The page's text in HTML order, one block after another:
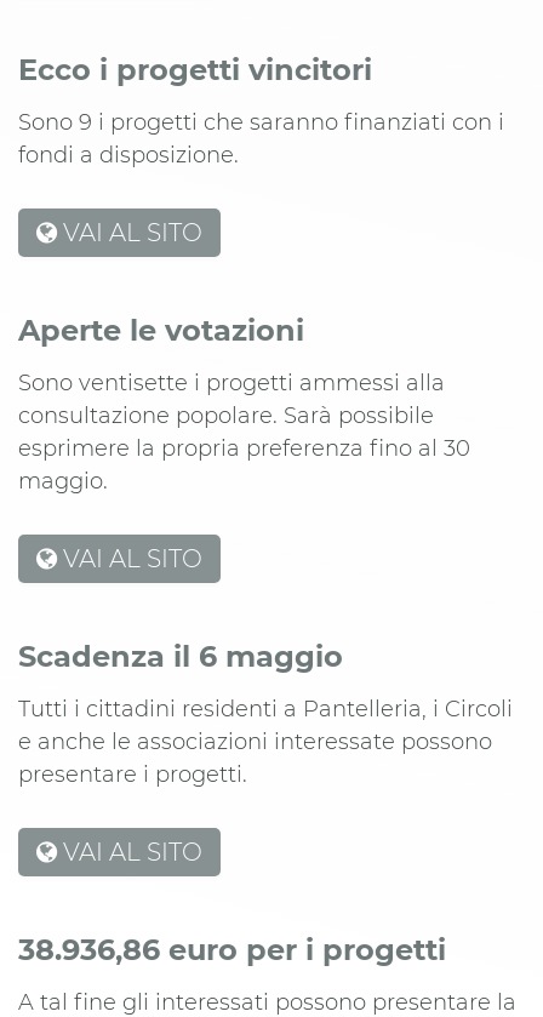
Ecco i progetti vincitori
Sono 9 i progetti che saranno finanziati con i
fondi a disposizione.
VAI AL SITO
Aperte le votazioni
Sono ventisette i progetti ammessi alla
consultazione popolare. Sarà possibile
esprimere la propria preferenza fino al 30
maggio.
VAI AL SITO
Scadenza il 6 maggio
Tutti i cittadini residenti a Pantelleria, i Circoli
e anche le associazioni interessate possono
presentare i progetti.
VAI AL SITO
38.936,86 euro per i progetti
A tal fine gli interessati possono presentare la